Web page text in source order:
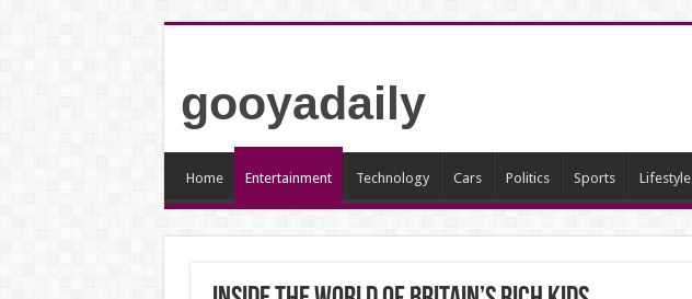
gooyadaily
Home Entertainment Technology Cars Politics Sports Lifestyle